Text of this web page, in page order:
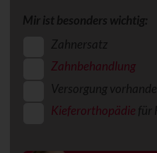
Mir ist besonders wichtig:
Zahnersatz
Zahnbehandlung
Versorgung
Kieferorthopädie für